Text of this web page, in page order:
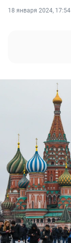
18 января 2024, 17:54